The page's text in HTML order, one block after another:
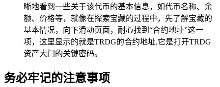
晰地看到一些关于该代币的基本信息，如代币名称、余
额、价格等，就像在探索宝藏的过程中，先了解宝藏的
基本情况，向下滑动页面，耐心找到“合约地址”这一
项，这里显示的就是TRDG的合约地址,它是打开TRDG
资产大门的关键密码。
务必牢记的注意事项